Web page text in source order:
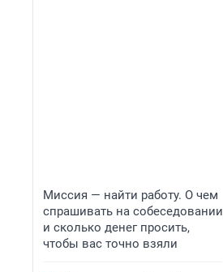
Миссия — найти работу. О чем
спрашивать на собеседовании
и сколько денег просить,
чтобы вас точно взяли